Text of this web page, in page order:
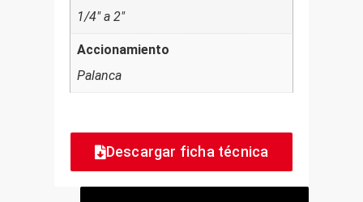
1/4" a 2"
Accionamiento
Palanca
Descargar ficha técnica